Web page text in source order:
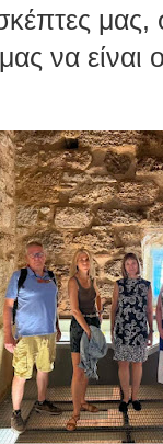
μας,
να είναι